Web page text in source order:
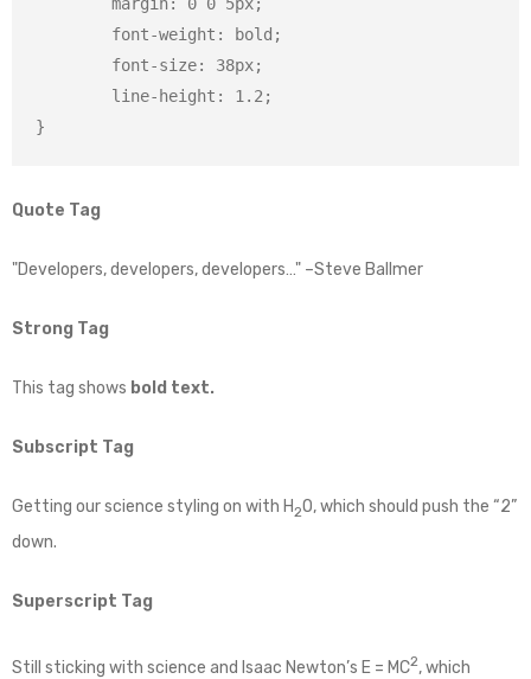
}
Quote Tag
Developers, developers, developers… –Steve Ballmer
Strong Tag
This tag shows bold text.
Subscript Tag
Getting our science styling on with H2O, which should push the “2”
down.
Superscript Tag
Still sticking with science and Isaac Newton’s E = MC2, which